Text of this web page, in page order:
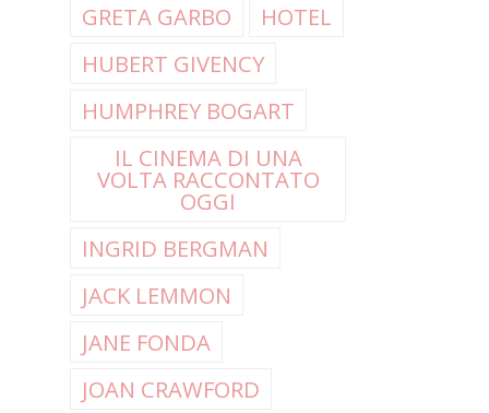
GRETA GARBO
HOTEL
HUBERT GIVENCY
HUMPHREY BOGART
IL CINEMA DI UNA
VOLTA RACCONTATO
OGGI
INGRID BERGMAN
JACK LEMMON
JANE FONDA
JOAN CRAWFORD